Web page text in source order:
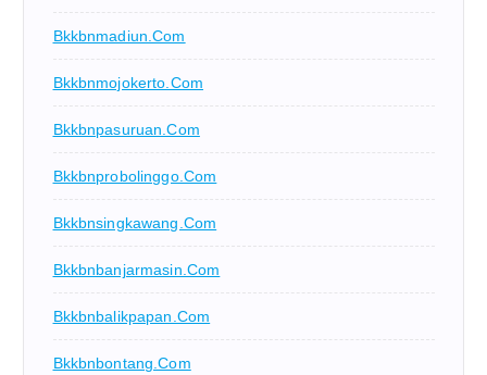
Bkkbnmadiun.com
Bkkbnmojokerto.com
Bkkbnpasuruan.com
Bkkbnprobolinggo.com
Bkkbnsingkawang.com
Bkkbnbanjarmasin.com
Bkkbnbalikpapan.com
Bkkbnbontang.com